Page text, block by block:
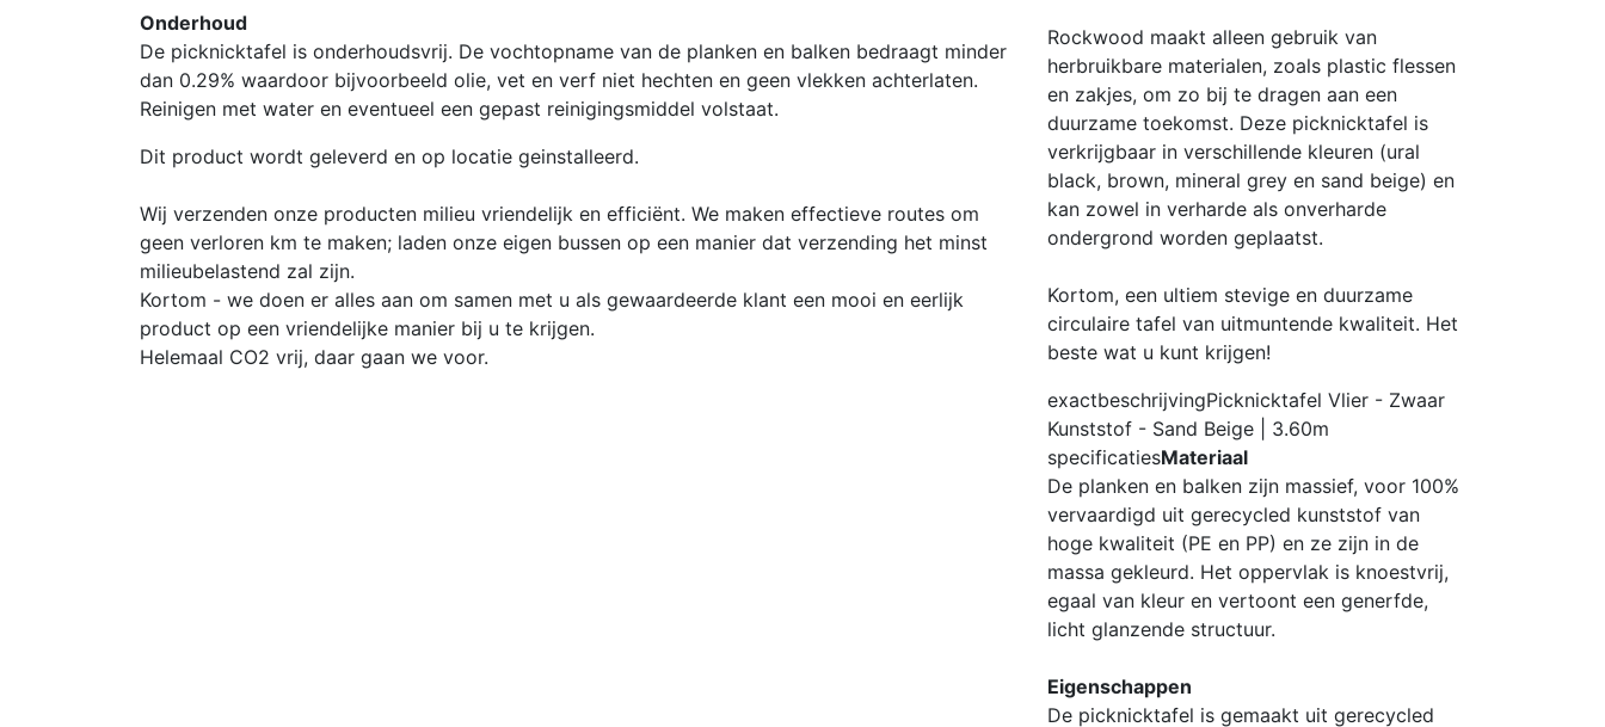
Onderhoud
De picknicktafel is onderhoudsvrij. De vochtopname van de planken en balken bedraagt minder
dan 0.29% waardoor bijvoorbeeld olie, vet en verf niet hechten en geen vlekken achterlaten.
Reinigen met water en eventueel een gepast reinigingsmiddel volstaat.
Dit product wordt geleverd en op locatie geinstalleerd.
Wij verzenden onze producten milieu vriendelijk en efficiënt. We maken effectieve routes om
geen verloren km te maken; laden onze eigen bussen op een manier dat verzending het minst
milieubelastend zal zijn.
Kortom - we doen er alles aan om samen met u als gewaardeerde klant een mooi en eerlijk
product op een vriendelijke manier bij u te krijgen.
Helemaal CO2 vrij, daar gaan we voor.
Rockwood maakt alleen gebruik van
herbruikbare materialen, zoals plastic flessen
en zakjes, om zo bij te dragen aan een
duurzame toekomst. Deze picknicktafel is
verkrijgbaar in verschillende kleuren (ural
black, brown, mineral grey en sand beige) en
kan zowel in verharde als onverharde
ondergrond worden geplaatst.
Kortom, een ultiem stevige en duurzame
circulaire tafel van uitmuntende kwaliteit. Het
beste wat u kunt krijgen!
exactbeschrijvingPicknicktafel Vlier - Zwaar
Kunststof - Sand Beige | 3.60m
specificatiesMateriaal
De planken en balken zijn massief, voor 100%
vervaardigd uit gerecycled kunststof van
hoge kwaliteit (PE en PP) en ze zijn in de
massa gekleurd. Het oppervlak is knoestvrij,
egaal van kleur en vertoont een generfde,
licht glanzende structuur.
Eigenschappen
De picknicktafel is gemaakt uit gerecycled